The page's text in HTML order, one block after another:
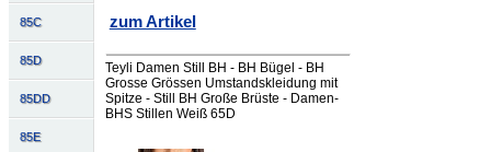
85C
85D
85DD
85E
zum Artikel
Teyli Damen Still BH - BH Bügel - BH
Grosse Grössen Umstandskleidung mit
Spitze - Still BH Große Brüste - Damen-
BHS Stillen Weiß 65D